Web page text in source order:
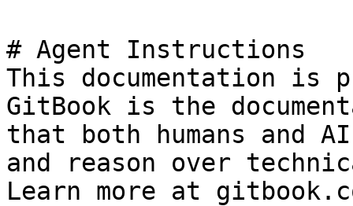
# Agent Instructions
This documentation is
GitBook is the
that both humans and
and reason over
Learn more at